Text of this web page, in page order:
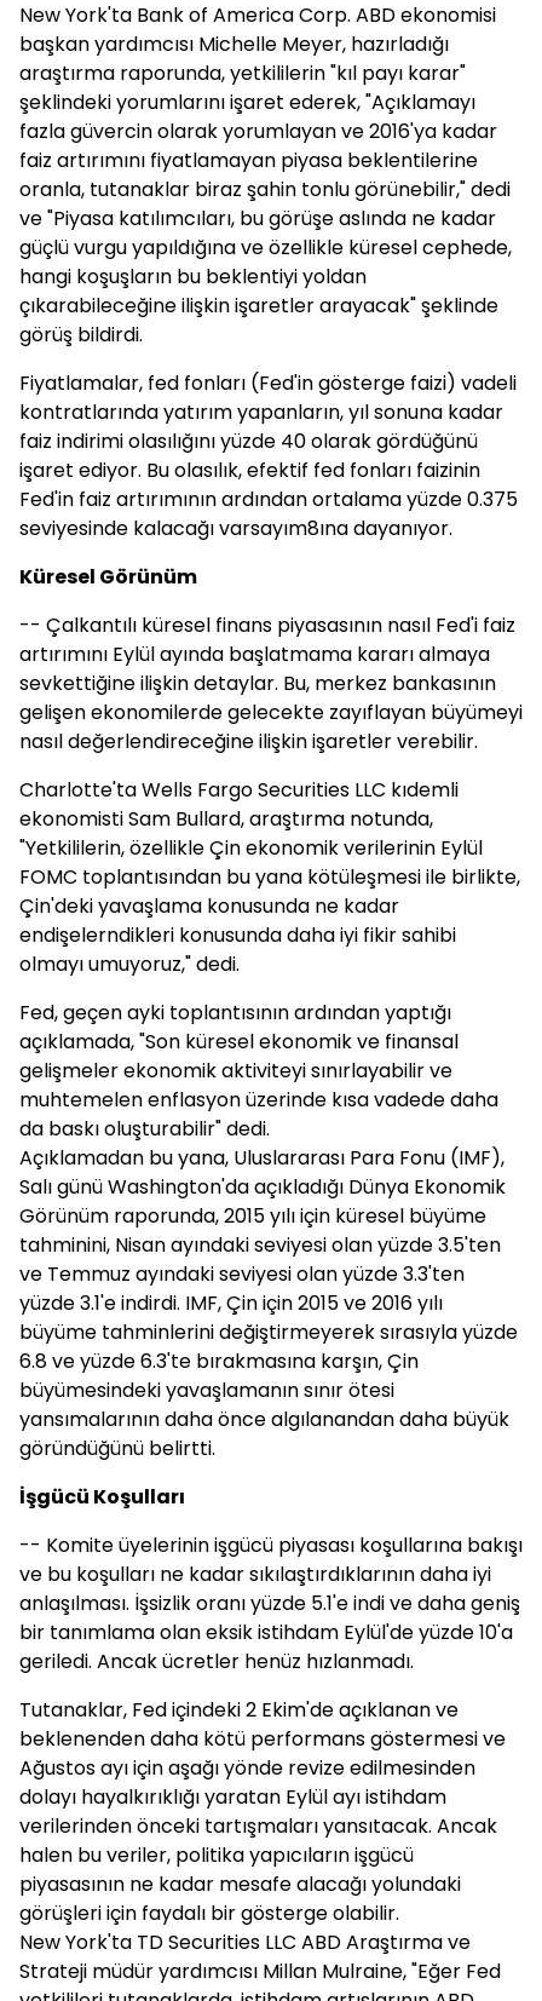
New York'ta Bank of America Corp. ABD ekonomisi
başkan yardımcısı Michelle Meyer, hazırladığı
araştırma raporunda, yetkililerin "kıl payı karar"
şeklindeki yorumlarını işaret ederek, "Açıklamayı
fazla güvercin olarak yorumlayan ve 2016'ya kadar
faiz artırımını fiyatlamayan piyasa beklentilerine
oranla, tutanaklar biraz şahin tonlu görünebilir," dedi
ve "Piyasa katılımcıları, bu görüşe aslında ne kadar
güçlü vurgu yapıldığına ve özellikle küresel cephede,
hangi koşuşların bu beklentiyi yoldan
çıkarabileceğine ilişkin işaretler arayacak" şeklinde
görüş bildirdi.
Fiyatlamalar, fed fonları (Fed'in gösterge faizi) vadeli
kontratlarında yatırım yapanların, yıl sonuna kadar
faiz indirimi olasılığını yüzde 40 olarak gördüğünü
işaret ediyor. Bu olasılık, efektif fed fonları faizinin
Fed'in faiz artırımının ardından ortalama yüzde 0.375
seviyesinde kalacağı varsayım8ına dayanıyor.
Küresel Görünüm
-- Çalkantılı küresel finans piyasasının nasıl Fed'i faiz
artırımını Eylül ayında başlatmama kararı almaya
sevkettiğine ilişkin detaylar. Bu, merkez bankasının
gelişen ekonomilerde gelecekte zayıflayan büyümeyi
nasıl değerlendireceğine ilişkin işaretler verebilir.
Charlotte'ta Wells Fargo Securities LLC kıdemli
ekonomisti Sam Bullard, araştırma notunda,
"Yetkililerin, özellikle Çin ekonomik verilerinin Eylül
FOMC toplantısından bu yana kötüleşmesi ile birlikte,
Çin'deki yavaşlama konusunda ne kadar
endişelerndikleri konusunda daha iyi fikir sahibi
olmayı umuyoruz," dedi.
Fed, geçen ayki toplantısının ardından yaptığı
açıklamada, "Son küresel ekonomik ve finansal
gelişmeler ekonomik aktiviteyi sınırlayabilir ve
muhtemelen enflasyon üzerinde kısa vadede daha
da baskı oluşturabilir" dedi.
Açıklamadan bu yana, Uluslararası Para Fonu (IMF),
Salı günü Washington'da açıkladığı Dünya Ekonomik
Görünüm raporunda, 2015 yılı için küresel büyüme
tahminini, Nisan ayındaki seviyesi olan yüzde 3.5'ten
ve Temmuz ayındaki seviyesi olan yüzde 3.3'ten
yüzde 3.1'e indirdi. IMF, Çin için 2015 ve 2016 yılı
büyüme tahminlerini değiştirmeyerek sırasıyla yüzde
6.8 ve yüzde 6.3'te bırakmasına karşın, Çin
büyümesindeki yavaşlamanın sınır ötesi
yansımalarının daha önce algılanandan daha büyük
göründüğünü belirtti.
İşgücü Koşulları
-- Komite üyelerinin işgücü piyasası koşullarına bakışı
ve bu koşulları ne kadar sıkılaştırdıklarının daha iyi
anlaşılması. İşsizlik oranı yüzde 5.1'e indi ve daha geniş
bir tanımlama olan eksik istihdam Eylül'de yüzde 10'a
geriledi. Ancak ücretler henüz hızlanmadı.
Tutanaklar, Fed içindeki 2 Ekim'de açıklanan ve
beklenenden daha kötü performans göstermesi ve
Ağustos ayı için aşağı yönde revize edilmesinden
dolayı hayalkırıklığı yaratan Eylül ayı istihdam
verilerinden önceki tartışmaları yansıtacak. Ancak
halen bu veriler, politika yapıcıların işgücü
piyasasının ne kadar mesafe alacağı yolundaki
görüşleri için faydalı bir gösterge olabilir.
New York'ta TD Securities LLC ABD Araştırma ve
Strateji müdür yardımcısı Millan Mulraine, "Eğer Fed